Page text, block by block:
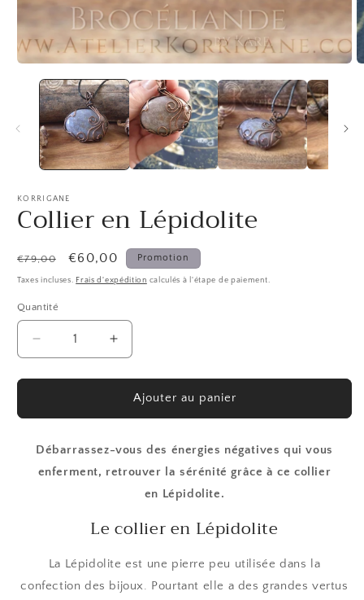
dans
une
fenêtre
modale
KORRIGANE
Collier en Lépidolite
Prix
habituel
€79,00
Prix
promotionnel
€60,00 Promotion
Taxes incluses. Frais d'expédition calculés à l'étape de paiement.
Quantité
Quantité
Réduire
la
quantité
Lépidolite
Augmenter
la
quantité
Lépidolite
Ajouter au panier
Débarrassez-vous des énergies négatives qui vous
enferment, retrouver la sérénité grâce à ce collier
en Lépidolite.
Le collier en Lépidolite
La Lépidolite est une pierre peu utilisée dans la
confection des bijoux. Pourtant elle a des grandes vertus